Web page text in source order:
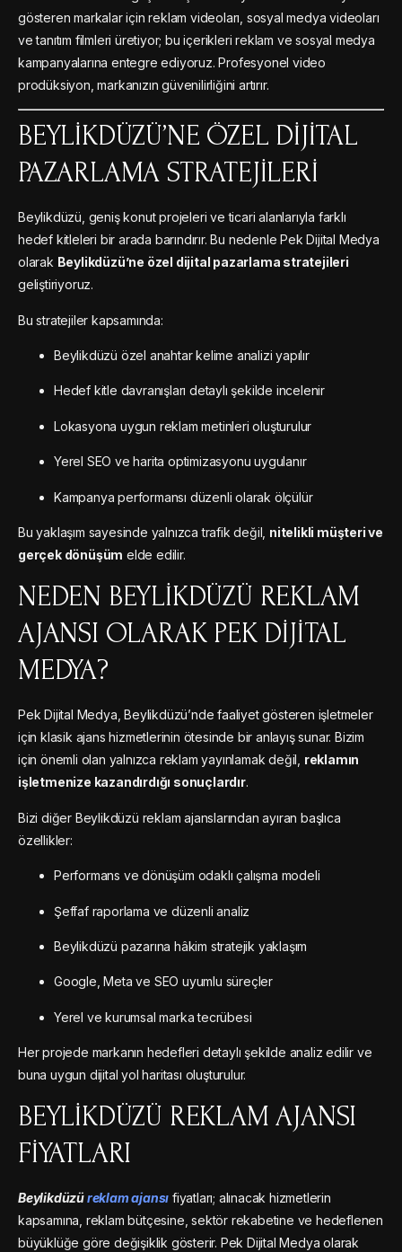
gösteren markalar için reklam videoları, sosyal medya videoları
ve tanıtım filmleri üretiyor; bu içerikleri reklam ve sosyal medya
kampanyalarına entegre ediyoruz. Profesyonel video
prodüksiyon, markanızın güvenilirliğini artırır.
BEYLIKDÜZÜ’NE ÖZEL DIJITAL
PAZARLAMA STRATEJILERI
Beylikdüzü, geniş konut projeleri ve ticari alanlarıyla farklı
hedef kitleleri bir arada barındırır. Bu nedenle Pek Dijital Medya
olarak Beylikdüzü’ne özel dijital pazarlama stratejileri
geliştiriyoruz.
Bu stratejiler kapsamında:
Beylikdüzü özel anahtar kelime analizi yapılır
Hedef kitle davranışları detaylı şekilde incelenir
Lokasyona uygun reklam metinleri oluşturulur
Yerel SEO ve harita optimizasyonu uygulanır
Kampanya performansı düzenli olarak ölçülür
Bu yaklaşım sayesinde yalnızca trafik değil, nitelikli müşteri ve
gerçek dönüşüm elde edilir.
NEDEN BEYLIKDÜZÜ REKLAM
AJANSI OLARAK PEK DIJITAL
MEDYA?
Pek Dijital Medya, Beylikdüzü’nde faaliyet gösteren işletmeler
için klasik ajans hizmetlerinin ötesinde bir anlayış sunar. Bizim
için önemli olan yalnızca reklam yayınlamak değil, reklamın
işletmenize kazandırdığı sonuçlardır.
Bizi diğer Beylikdüzü reklam ajanslarından ayıran başlıca
özellikler:
Performans ve dönüşüm odaklı çalışma modeli
Şeffaf raporlama ve düzenli analiz
Beylikdüzü pazarına hâkim stratejik yaklaşım
Google, Meta ve SEO uyumlu süreçler
Yerel ve kurumsal marka tecrübesi
Her projede markanın hedefleri detaylı şekilde analiz edilir ve
buna uygun dijital yol haritası oluşturulur.
BEYLIKDÜZÜ REKLAM AJANSI
FIYATLARI
Beylikdüzüreklam ajansı fiyatları; alınacak hizmetlerin
kapsamına, reklam bütçesine, sektör rekabetine ve hedeflenen
büyüklüğe göre değişiklik gösterir. Pek Dijital Medya olarak